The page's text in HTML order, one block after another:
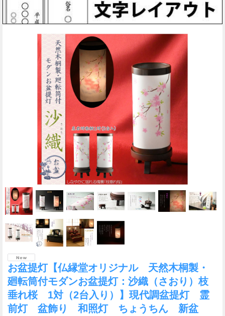
お盆提灯【仏縁堂オリジナル 天然木桐製・
廻転筒付モダンお盆提灯：沙織（さおり）枝
垂れ桜 1対（2台入り）】現代調盆提灯 霊
前灯 盆飾り 和照灯 ちょうちん 新盆